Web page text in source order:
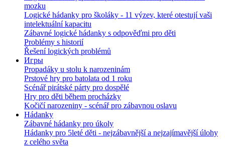
mozku
Logické hádanky pro školáky - 11 výzev, které otestují vaši
intelektuální kapacitu
Zábavné logické hádanky s odpověďmi pro děti
Problémy s historií
Řešení logických problémů
Игры
Propadáky u stolu k narozeninám
Prstové hry pro batolata od 1 roku
Scénář pirátské párty pro dospělé
Hry pro děti během procházky
Kočičí narozeniny - scénář pro zábavnou oslavu
Hádanky
Zábavné hádanky pro úkoly
Hádanky pro 5leté děti - nejzábavnější a nejzajímavější úlohy
z celého světa